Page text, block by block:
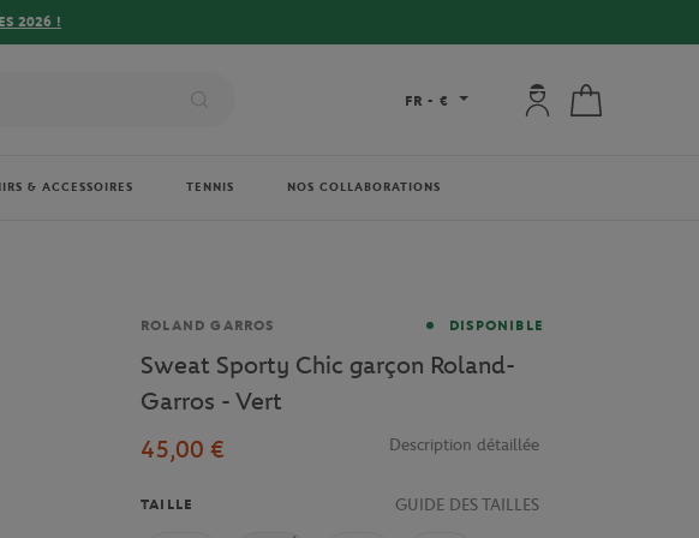
2026 !
FR - € Mon compte : se
& ACCESSOIRES TENNIS NOS COLLABORATIONS
Marque
ROLAND GARROS DISPONIBLE
Sweat Sporty Chic garçon Roland-
Garros - Vert
45,00 €
Description détaillée
TAILLE GUIDE DES TAILLES